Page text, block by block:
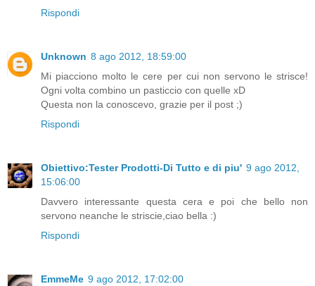
Rispondi
Unknown 8 ago 2012, 18:59:00
Mi piacciono molto le cere per cui non servono le strisce!
Ogni volta combino un pasticcio con quelle xD
Questa non la conoscevo, grazie per il post ;)
Rispondi
Obiettivo:Tester Prodotti-Di Tutto e di piu' 9 ago 2012,
15:06:00
Davvero interessante questa cera e poi che bello non
servono neanche le striscie,ciao bella :)
Rispondi
EmmeMe 9 ago 2012, 17:02:00